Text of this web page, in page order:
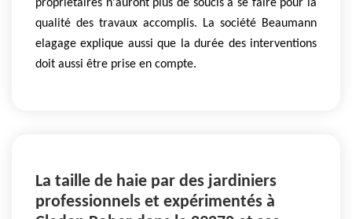
propriétaires n'auront plus de soucis à se faire pour la
qualité des travaux accomplis. La société Beaumann
elagage explique aussi que la durée des interventions
doit aussi être prise en compte.
La taille de haie par des jardiniers
professionnels et expérimentés à